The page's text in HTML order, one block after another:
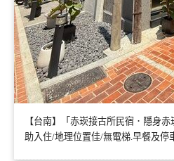
【台南】「赤崁接古所民宿．隱身
助入住/地理位置佳/無電梯.早餐及停